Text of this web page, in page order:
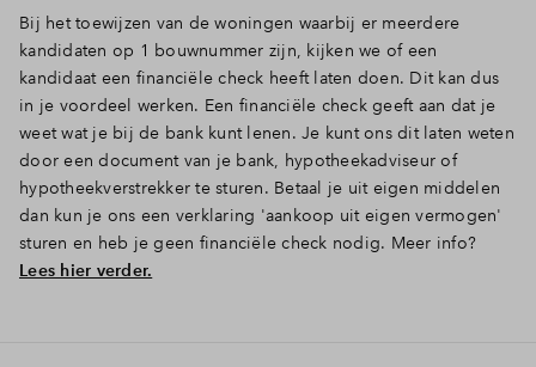
Bij het toewijzen van de woningen waarbij er meerdere
kandidaten op 1 bouwnummer zijn, kijken we of een
kandidaat een financiële check heeft laten doen. Dit kan dus
in je voordeel werken. Een financiële check geeft aan dat je
weet wat je bij de bank kunt lenen. Je kunt ons dit laten weten
door een document van je bank, hypotheekadviseur of
hypotheekverstrekker te sturen. Betaal je uit eigen middelen
dan kun je ons een verklaring 'aankoop uit eigen vermogen'
sturen en heb je geen financiële check nodig. Meer info?
Lees hier verder.